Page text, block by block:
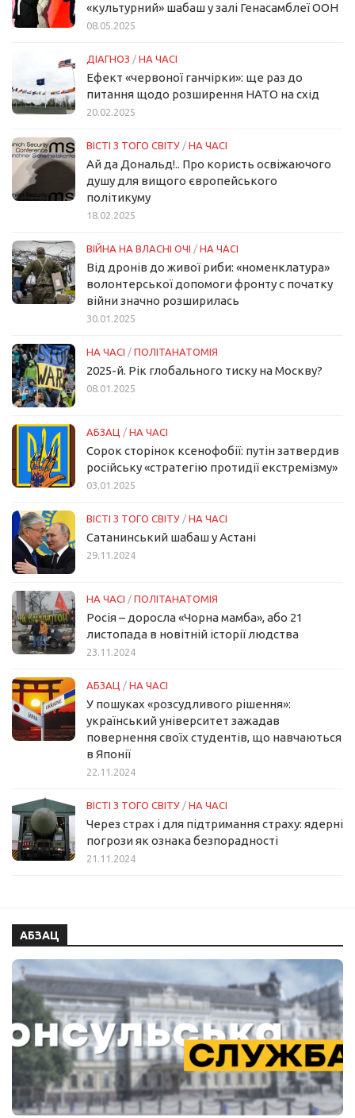
«культурний» шабаш у залі Генасамблеї ООН
08.05.2025
ДІАГНОЗ / НА ЧАСІ
Ефект «червоної ганчірки»: ще раз до
питання щодо розширення НАТО на схід
20.02.2025
ВІСТІ З ТОГО СВІТУ / НА ЧАСІ
Ай да Дональд!.. Про користь освіжаючого
душу для вищого європейського
політикуму
18.02.2025
ВІЙНА НА ВЛАСНІ ОЧІ / НА ЧАСІ
Від дронів до живої риби: «номенклатура»
волонтерської допомоги фронту с початку
війни значно розширилась
30.01.2025
НА ЧАСІ / ПОЛІТАНАТОМІЯ
2025-й. Рік глобального тиску на Москву?
08.01.2025
АБЗАЦ / НА ЧАСІ
Сорок сторінок ксенофобії: путін затвердив
російську «стратегію протидії екстремізму»
03.01.2025
ВІСТІ З ТОГО СВІТУ / НА ЧАСІ
Сатанинський шабаш у Астані
29.11.2024
НА ЧАСІ / ПОЛІТАНАТОМІЯ
Росія – доросла «Чорна мамба», або 21
листопада в новітній історії людства
23.11.2024
АБЗАЦ / НА ЧАСІ
У пошуках «розсудливого рішення»:
український університет зажадав
повернення своїх студентів, що навчаються
в Японії
22.11.2024
ВІСТІ З ТОГО СВІТУ / НА ЧАСІ
Через страх і для підтримання страху: ядерні
погрози як ознака безпорадності
21.11.2024
АБЗАЦ